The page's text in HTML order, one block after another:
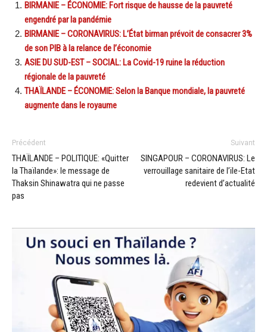
BIRMANIE – ÉCONOMIE: Fort risque de hausse de la pauvreté
engendré par la pandémie
BIRMANIE – CORONAVIRUS: L’État birman prévoit de consacrer 3%
de son PIB à la relance de l’économie
ASIE DU SUD-EST – SOCIAL: La Covid-19 ruine la réduction
régionale de la pauvreté
THAÏLANDE – ÉCONOMIE: Selon la Banque mondiale, la pauvreté
augmente dans le royaume
Précédent
THAÏLANDE – POLITIQUE: «Quitter
la Thaïlande»: le message de
Thaksin Shinawatra qui ne passe
pas
Suivant
SINGAPOUR – CORONAVIRUS: Le
verrouillage sanitaire de l’ile-Etat
redevient d’actualité